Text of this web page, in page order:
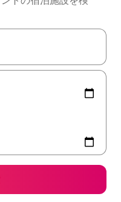
印キーを使って移動するか